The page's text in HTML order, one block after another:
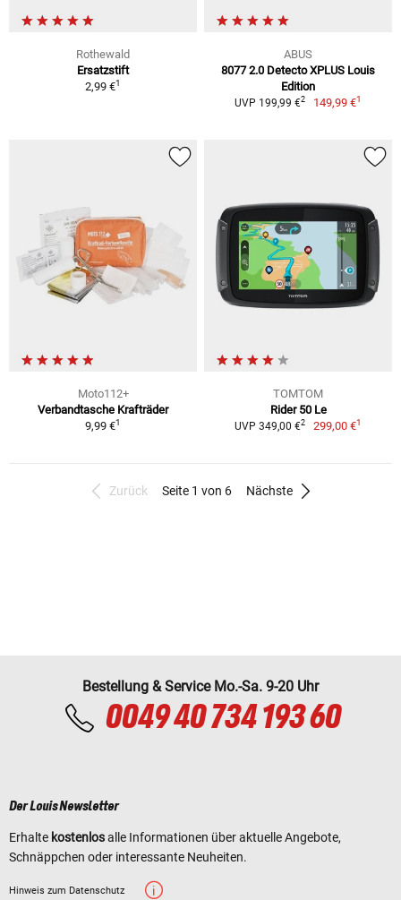
Rothewald
Ersatzstift
2,99 €1
ABUS
8077 2.0 Detecto XPLUS Louis
Edition
UVP 199,99 €2 149,99 €1
Moto112+
Verbandtasche Krafträder
9,99 €1
TOMTOM
Rider 50 Le
UVP 349,00 €2 299,00 €1
Zurück Seite 1 von 6 Nächste
Bestellung & Service Mo.-Sa. 9-20 Uhr
0049 40 734 193 60
Der Louis Newsletter
Erhalte kostenlosalle Informationen über aktuelle Angebote,
Schnäppchen oder interessante Neuheiten.
Hinweis zum Datenschutz